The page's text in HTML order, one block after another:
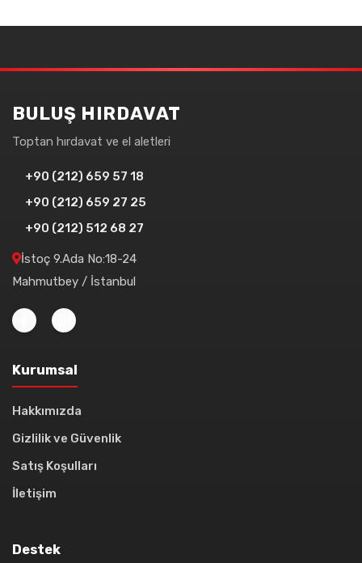
BULUŞ HIRDAVAT
Toptan hırdavat ve el aletleri
+90 (212) 659 57 18
+90 (212) 659 27 25
+90 (212) 512 68 27
İstoç 9.Ada No:18-24
Mahmutbey / İstanbul
Kurumsal
Hakkımızda
Gizlilik ve Güvenlik
Satış Koşulları
İletişim
Destek